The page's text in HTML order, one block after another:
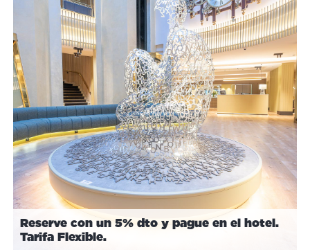
Reserve con un 5% dto y pague en el hotel.
Tarifa Flexible.